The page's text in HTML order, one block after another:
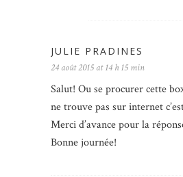
JULIE PRADINES
24 août 2015 at 14 h 15 min
Salut! Ou se procurer cette
ne trouve pas sur internet
Merci d’avance pour la
Bonne journée!